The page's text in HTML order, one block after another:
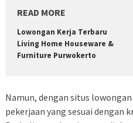
READ MORE
Lowongan Kerja Terbaru
Living Home Houseware &
Furniture Purwokerto
Namun, dengan situs
pekerjaan yang sesuai dengan